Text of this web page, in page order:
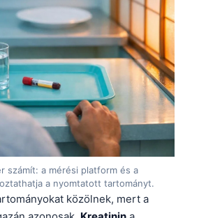
számít: a mérési platform és a
a nyomtatott tartományt.
közölnek, mert a